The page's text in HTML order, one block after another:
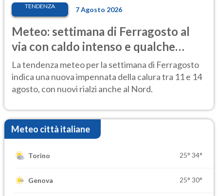
TENDENZA 7 Agosto 2026
Meteo: settimana di Ferragosto al
via con caldo intenso e qualche
temporale
La tendenza meteo per la settimana di Ferragosto
indica una nuova impennata della calura tra 11 e 14
agosto, con nuovi rialzi anche al Nord.
Meteo città italiane
Torino 25° 34°
Genova 25° 30°